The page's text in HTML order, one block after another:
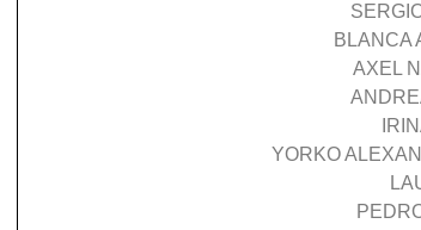
BLANCA
AXEL
YORKO